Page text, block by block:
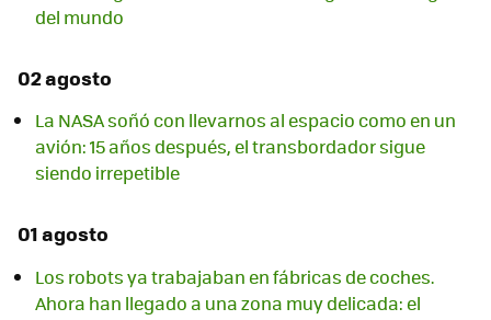
del mundo
02 agosto
La NASA soñó con llevarnos al espacio como en un
avión: 15 años después, el transbordador sigue
siendo irrepetible
01 agosto
Los robots ya trabajaban en fábricas de coches.
Ahora han llegado a una zona muy delicada: el